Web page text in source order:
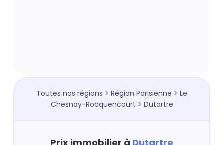
Toutes nos régions > Région Parisienne > Le
Chesnay-Rocquencourt > Dutartre
Prix immobilier à Dutartre